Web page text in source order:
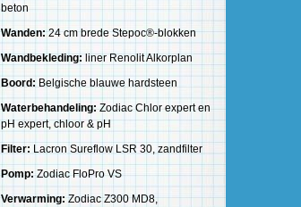
beton
Wanden:24 cm brede Stepoc®-blokken
Wandbekleding: liner Renolit Alkorplan
Boord: Belgische blauwe hardsteen
Waterbehandeling:Zodiac Chlor expert en
pH expert, chloor & pH
Filter: Lacron Sureflow LSR 30, zandfilter
Pomp: Zodiac FloPro VS
Verwarming:Zodiac Z300 MD8,